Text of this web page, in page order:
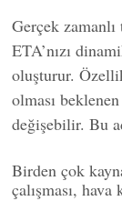
Gerçek
ETA’nızı
oluşturur.
olması
değişebilir. Bu
Birden çok
çalışması,